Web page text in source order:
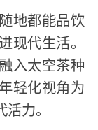
地都能品饮
现代生活。
入太空茶种
轻化视角为
力。